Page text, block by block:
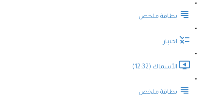
بطاقة ملخص
اختبار
الأسماك (12:32)
بطاقة ملخص